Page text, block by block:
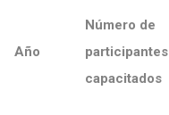
Año
Número de
participantes
capacitados